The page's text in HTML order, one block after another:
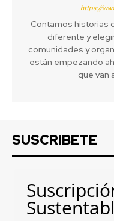
https://
Contamos historias
diferente y
comunidades y
están empezando
que van
SUSCRIBETE